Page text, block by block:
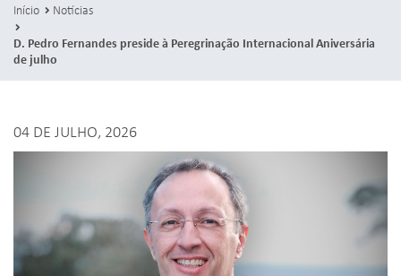
Início
Notícias
D. Pedro Fernandes preside à Peregrinação Internacional Aniversária
de julho
04 DE JULHO, 2026